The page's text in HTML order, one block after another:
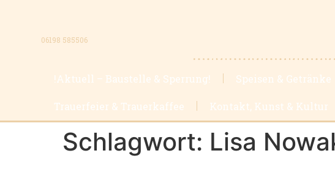
06198 585506
!Aktuell – Baustelle & Sperrung! Speisen & Getränke
Trauerfeier & Trauerkaffee Kontakt, Kunst & Kultur
Schlagwort: Lisa